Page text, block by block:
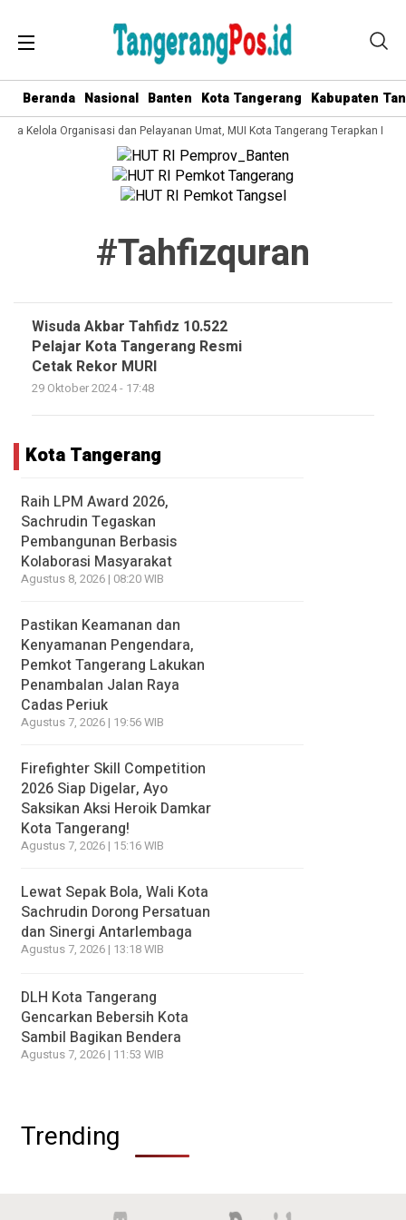
Beranda Nasional Banten Kota Tangerang Kabupaten
Kelola Organisasi dan Pelayanan Umat, MUI Kota Tangerang Terapkan ISO
#tahfizquran
Wisuda Akbar Tahfidz 10.522
Pelajar Kota Tangerang Resmi
Cetak Rekor MURI
29 Oktober 2024 - 17:48
Kota Tangerang
Raih LPM Award 2026,
Sachrudin Tegaskan
Pembangunan Berbasis
Kolaborasi Masyarakat
Agustus 8, 2026 | 08:20 WIB
Pastikan Keamanan dan
Kenyamanan Pengendara,
Pemkot Tangerang Lakukan
Penambalan Jalan Raya
Cadas Periuk
Agustus 7, 2026 | 19:56 WIB
Firefighter Skill Competition
2026 Siap Digelar, Ayo
Saksikan Aksi Heroik Damkar
Kota Tangerang!
Agustus 7, 2026 | 15:16 WIB
Lewat Sepak Bola, Wali Kota
Sachrudin Dorong Persatuan
dan Sinergi Antarlembaga
Agustus 7, 2026 | 13:18 WIB
DLH Kota Tangerang
Gencarkan Bebersih Kota
Sambil Bagikan Bendera
Agustus 7, 2026 | 11:53 WIB
Trending